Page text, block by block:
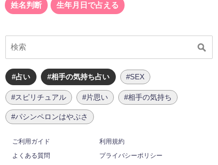
姓名判断 生年月日で占える
#占い #相手の気持ち占い #SEX
#スピリチュアル #片思い #相手の気持ち
#パシンペロンはやぶさ
ご利用ガイド
利用規約
よくある質問
プライバシーポリシー